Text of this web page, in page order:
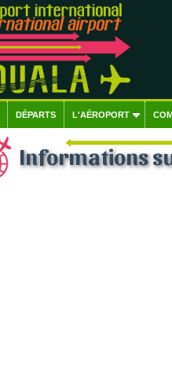
DÉPARTS L'AÉROPORT
Informations